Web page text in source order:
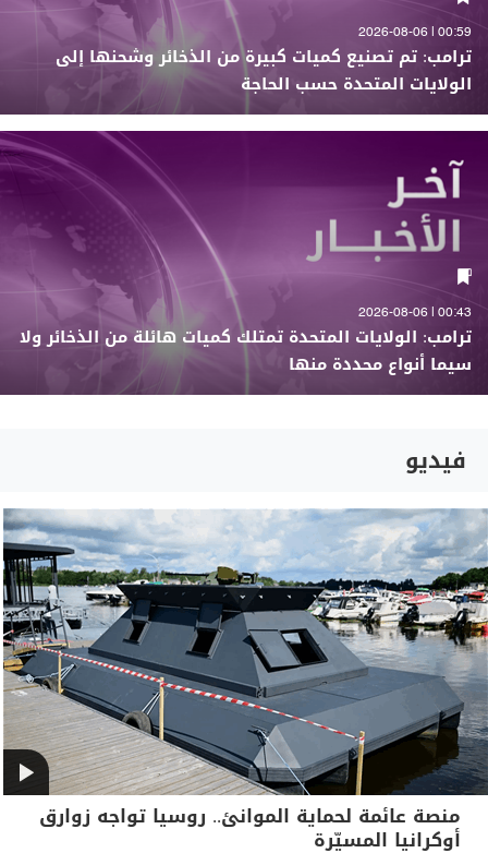
00:59 | 2026-08-06
ترامب: تم تصنيع كميات كبيرة من الذخائر وشحنها إلى
الولايات المتحدة حسب الحاجة
00:43 | 2026-08-06
ترامب: الولايات المتحدة تمتلك كميات هائلة من الذخائر ولا
سيما أنواع محددة منها
فيديو
منصة عائمة لحماية الموانئ.. روسيا تواجه زوارق
أوكرانيا المسيّرة